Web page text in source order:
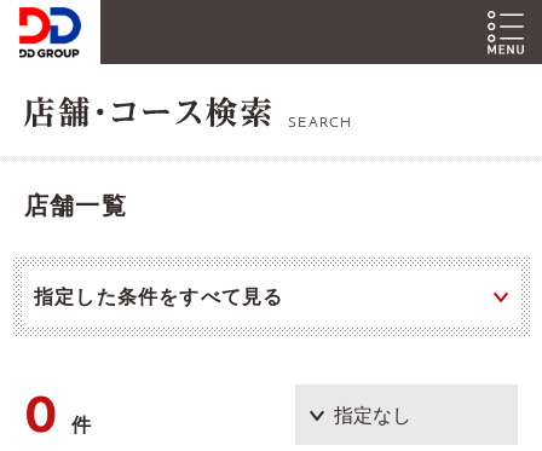
SEARCH
店舗一覧
指定した条件をすべて見る
0件